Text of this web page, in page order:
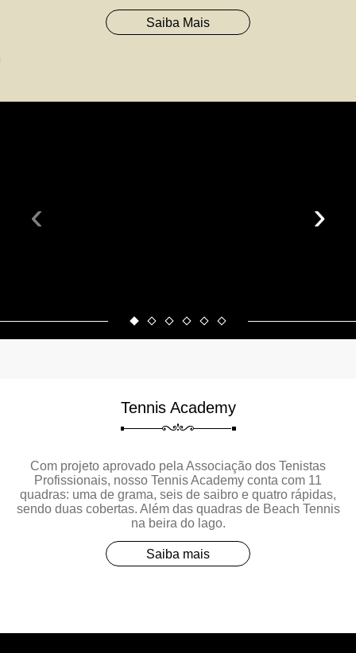
Saiba Mais
‹ ›
Tennis Academy
Com projeto aprovado pela Associação dos Tenistas
Profissionais, nosso Tennis Academy conta com 11
quadras: uma de grama, seis de saibro e quatro rápidas,
sendo duas cobertas. Além das quadras de Beach Tennis
na beira do lago.
Saiba mais